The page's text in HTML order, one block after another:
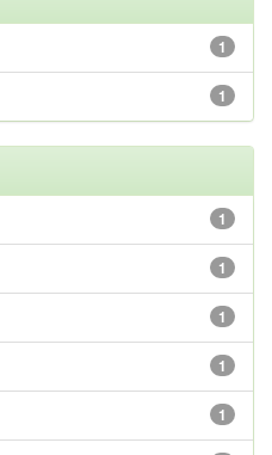
1
1
1
1
1
1
1